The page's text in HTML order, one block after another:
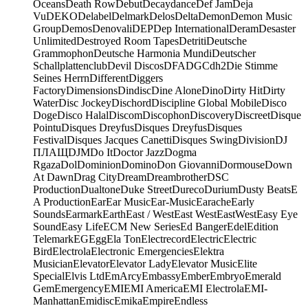
OceansDeath RowDebutDecaydanceDef JamDeja
VuDEKODelabelDelmarkDelosDeltaDemonDemon Music
GroupDemosDenovaliDEPDep InternationalDeramDesaster
UnlimitedDestroyed Room TapesDetritiDeutsche
GrammophonDeutsche Harmonia MundiDeutscher
SchallplattenclubDevil DiscosDFADGCdh2Die Stimme
Seines HerrnDifferentDiggers
FactoryDimensionsDindiscDine AloneDinoDirty HitDirty
WaterDisc JockeyDischordDiscipline Global MobileDisco
DogeDisco HalalDiscomDiscophonDiscoveryDiscreetDisque
PointuDisques DreyfusDisques DreyfusDisques
FestivalDisques Jacques CanettiDisques SwingDivisionDJ
ПЛАЩDJMDo ItDoctor JazzDogma
RgazaDolDominionDominoDon GiovanniDormouseDown
At DawnDrag CityDreamDreambrotherDSC
ProductionDualtoneDuke StreetDurecoDuriumDusty BeatsE
A ProductionEarEar MusicEar-MusicEaracheEarly
SoundsEarmarkEarthEast / WestEast WestEastWestEasy Eye
SoundEasy LifeECM New SeriesEd BangerEdelEdition
TelemarkEGEggEla TonElectrecordElectricElectric
BirdElectrolaElectronic EmergenciesElektra
MusicianElevatorElevator LadyElevator MusicElite
SpecialElvis LtdEmArcyEmbassyEmberEmbryoEmerald
GemEmergencyEMIEMI AmericaEMI ElectrolaEMI-
ManhattanEmidiscEmikaEmpireEndless